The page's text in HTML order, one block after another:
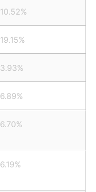
10.52%
19.15%
3.93%
6.89%
6.70%
6.19%